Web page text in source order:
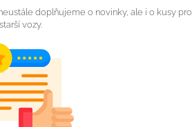
doplňujeme o novinky, ale i o kusy pro
starší vozy.